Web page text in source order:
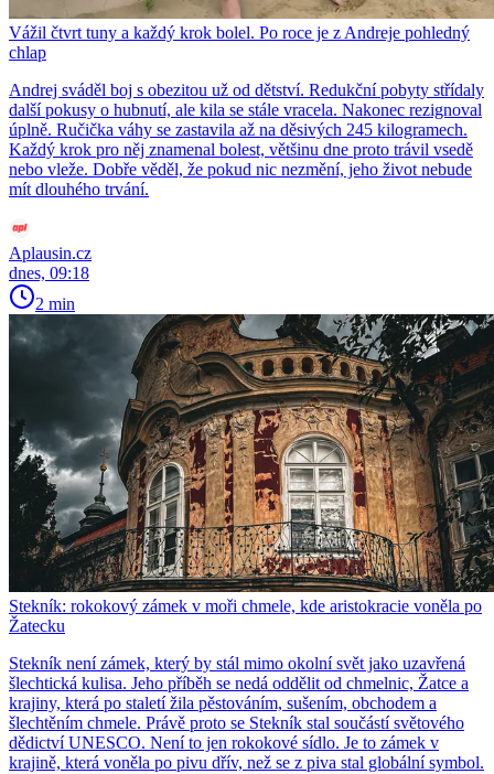
Vážil čtvrt tuny a každý krok bolel. Po roce je z Andreje pohledný
chlap
Andrej sváděl boj s obezitou už od dětství. Redukční pobyty střídaly
další pokusy o hubnutí, ale kila se stále vracela. Nakonec rezignoval
úplně. Ručička váhy se zastavila až na děsivých 245 kilogramech.
Každý krok pro něj znamenal bolest, většinu dne proto trávil vsedě
nebo vleže. Dobře věděl, že pokud nic nezmění, jeho život nebude
mít dlouhého trvání.
Aplausin.cz
dnes, 09:18
2 min
Stekník: rokokový zámek v moři chmele, kde aristokracie voněla po
Žatecku
Stekník není zámek, který by stál mimo okolní svět jako uzavřená
šlechtická kulisa. Jeho příběh se nedá oddělit od chmelnic, Žatce a
krajiny, která po staletí žila pěstováním, sušením, obchodem a
šlechtěním chmele. Právě proto se Stekník stal součástí světového
dědictví UNESCO. Není to jen rokokové sídlo. Je to zámek v
krajině, která voněla po pivu dřív, než se z piva stal globální symbol.